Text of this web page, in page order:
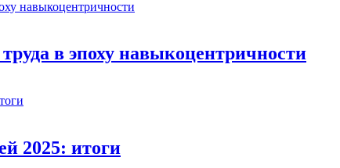
в эпоху навыкоцентричности
2025: итоги